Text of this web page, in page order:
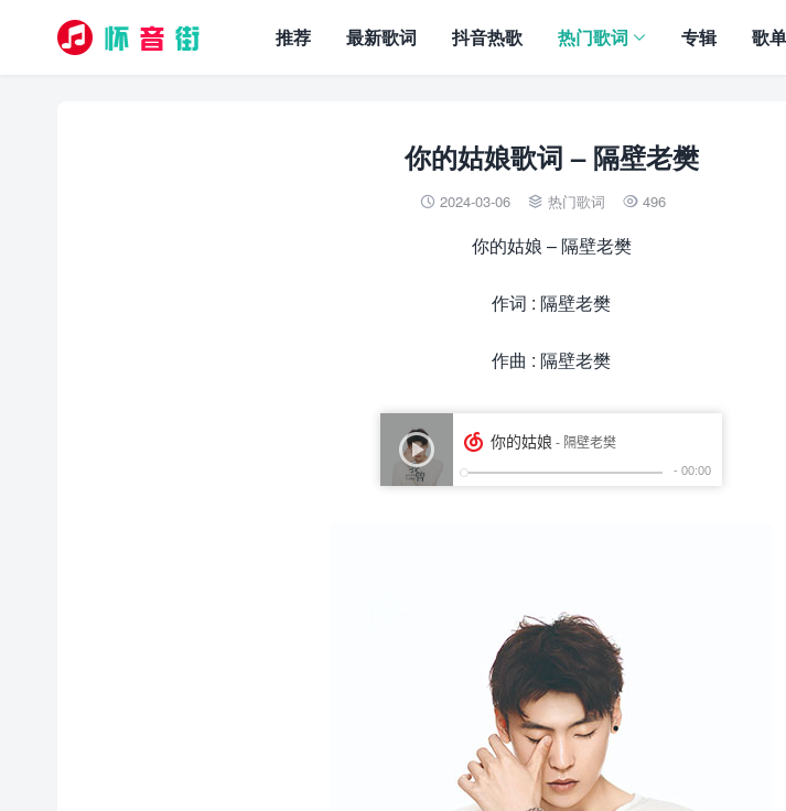
推荐 最新歌词 抖音热歌 热门歌词 专辑 歌单
你的姑娘歌词 – 隔壁老樊
 2024-03-06  热门歌词  496
你的姑娘 – 隔壁老樊
作词 : 隔壁老樊
作曲 : 隔壁老樊